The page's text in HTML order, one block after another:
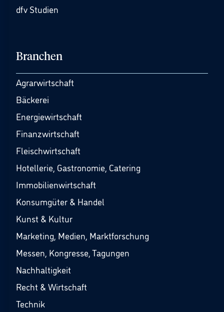
dfv Studien
Branchen
Agrarwirtschaft
Bäckerei
Energiewirtschaft
Finanzwirtschaft
Fleischwirtschaft
Hotellerie, Gastronomie, Catering
Immobilienwirtschaft
Konsumgüter & Handel
Kunst & Kultur
Marketing, Medien, Marktforschung
Messen, Kongresse, Tagungen
Nachhaltigkeit
Recht & Wirtschaft
Technik